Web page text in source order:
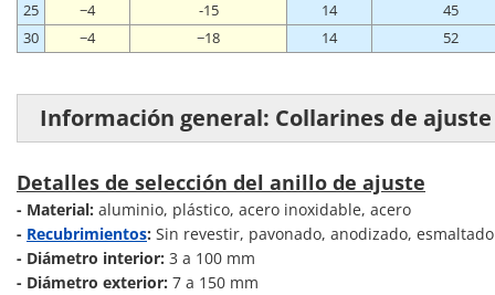
25
−4 -15 14
45
30
−4 −18 14 52
Información general: Collarines de
Detalles de selección del anillo de ajuste
- Material: aluminio, plástico, acero inoxidable, acero
- Recubrimientos: Sin revestir, pavonado, anodizado,
- Diámetro interior: 3 a 100 mm
- Diámetro exterior: 7 a 150 mm